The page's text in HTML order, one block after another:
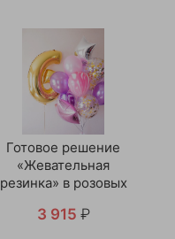
Готовое решение
«Жевательная
резинка» в розовых
3 915 ₽